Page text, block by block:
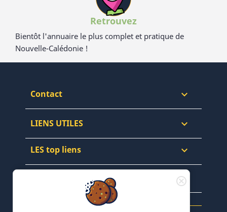
Retrouvez
Bientôt l'annuaire le plus complet et pratique de
Nouvelle-Calédonie !
Contact 
LIENS UTILES 
LES top liens 
NEWSLETTERS & WEB 